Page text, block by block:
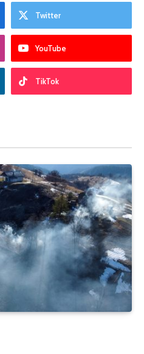
Twitter
YouTube
TikTok